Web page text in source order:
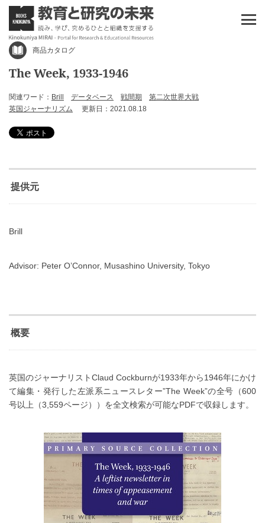
商品カタログ
The Week, 1933-1946
関連ワード： Brill データベース 戦間期
第二次世界大戦
英国ジャーナリズム
更新日：2021.08.18
提供元
Brill
Advisor: Peter O’Connor, Musashino University, Tokyo
概要
英国のジャーナリストClaud Cockburnが1933年から1946年にかけ
て編集・発行した左派系ニュースレター”The Week”の全号（600
号以上（3,559ページ））を全文検索が可能なPDFで収録します。